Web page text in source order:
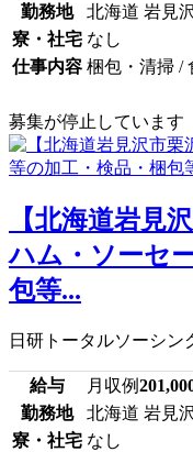
勤務地
北海道 岩見
寮・社宅 なし
仕事内容 梱包・清掃 /
募集が停止しています
【北海道岩見
ハム・ソーセ
包等...
日研トータルソーシン
給与 月収例
勤務地
北海道 岩見
寮・社宅 なし